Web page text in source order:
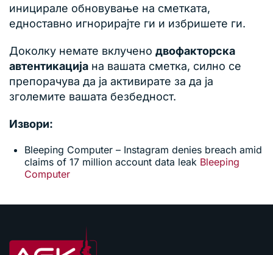
иницирале обновување на сметката,
едноставно игнорирајте ги и избришете ги.
Доколку немате вклучено двофакторска
автентикација на вашата сметка, силно се
препорачува да ја активирате за да ја
зголемите вашата безбедност.
Извори:
Bleeping Computer – Instagram denies breach amid
claims of 17 million account data leak Bleeping
Computer